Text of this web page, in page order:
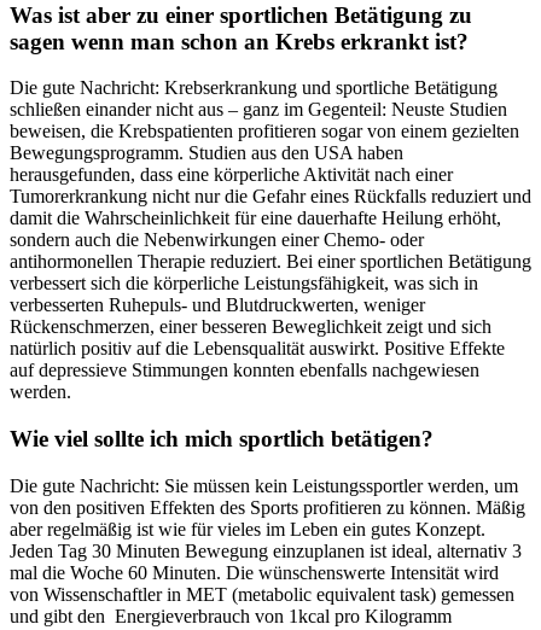
Was ist aber zu einer sportlichen Betätigung zu
sagen wenn man schon an Krebs erkrankt ist?
Die gute Nachricht: Krebserkrankung und sportliche Betätigung
schließen einander nicht aus – ganz im Gegenteil: Neuste Studien
beweisen, die Krebspatienten profitieren sogar von einem gezielten
Bewegungsprogramm. Studien aus den USA haben
herausgefunden, dass eine körperliche Aktivität nach einer
Tumorerkrankung nicht nur die Gefahr eines Rückfalls reduziert und
damit die Wahrscheinlichkeit für eine dauerhafte Heilung erhöht,
sondern auch die Nebenwirkungen einer Chemo- oder
antihormonellen Therapie reduziert. Bei einer sportlichen Betätigung
verbessert sich die körperliche Leistungsfähigkeit, was sich in
verbesserten Ruhepuls- und Blutdruckwerten, weniger
Rückenschmerzen, einer besseren Beweglichkeit zeigt und sich
natürlich positiv auf die Lebensqualität auswirkt. Positive Effekte
auf depressieve Stimmungen konnten ebenfalls nachgewiesen
werden.
Wie viel sollte ich mich sportlich betätigen?
Die gute Nachricht: Sie müssen kein Leistungssportler werden, um
von den positiven Effekten des Sports profitieren zu können. Mäßig
aber regelmäßig ist wie für vieles im Leben ein gutes Konzept.
Jeden Tag 30 Minuten Bewegung einzuplanen ist ideal, alternativ 3
mal die Woche 60 Minuten. Die wünschenswerte Intensität wird
von Wissenschaftler in MET (metabolic equivalent task) gemessen
und gibt den Energieverbrauch von 1kcal pro Kilogramm